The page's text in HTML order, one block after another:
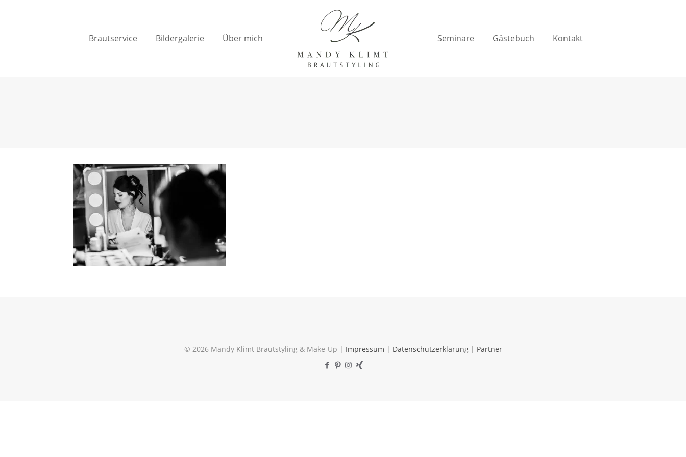
Brautservice Bildergalerie Über mich Seminare Gästebuch Kontakt
© 2026 Mandy Klimt Brautstyling & Make-Up | Impressum | Datenschutzerklärung| Partner